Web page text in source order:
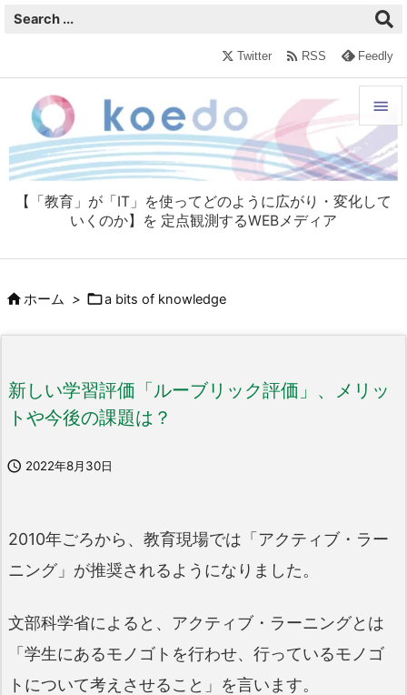
【「教育」が「IT」を使ってどのように広がり・変化して
いくのか】を 定点観測するWEBメディア


メニュ

Twitter  RSS Feedly
ホーム > a bits of knowledge
新しい学習評価「ルーブリック評価」、メリッ
トや今後の課題は？
 2022年8月30日
2010年ごろから、教育現場では「アクティブ・ラー
ニング」が推奨されるようになりました。
文部科学省によると、アクティブ・ラーニングとは
「学生にあるモノゴトを行わせ、行っているモノゴ
トについて考えさせること」を言います。